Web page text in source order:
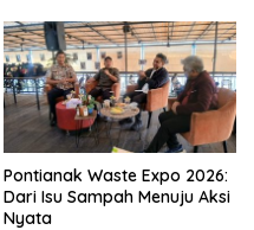
Pontianak Waste Expo 2026:
Dari Isu Sampah Menuju Aksi
Nyata